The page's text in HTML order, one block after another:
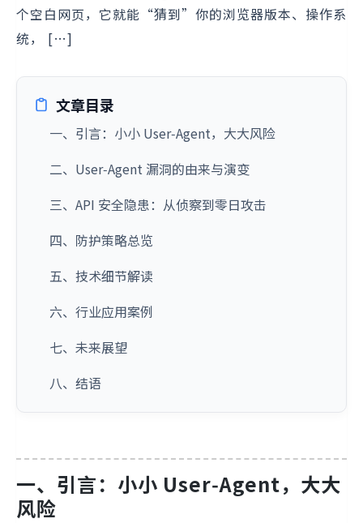
个空白网页，它就能“猜到”你的浏览器版本、操作系
统， […]
文章目录
一、引言：小小 User‑Agent，大大风险
二、User‑Agent 漏洞的由来与演变
三、API 安全隐患：从侦察到零日攻击
四、防护策略总览
五、技术细节解读
六、行业应用案例
七、未来展望
八、结语
一、引言：小小 User‑Agent，大大
风险